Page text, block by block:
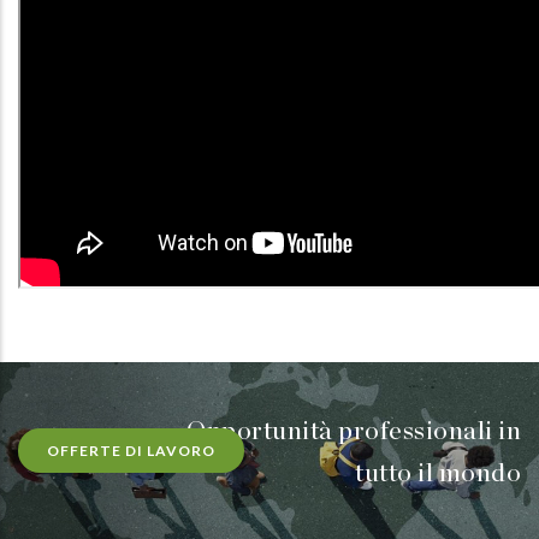
Opportunità professionali in
tutto il mondo
OFFERTE DI LAVORO